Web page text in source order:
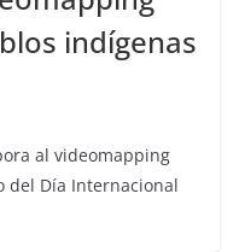
indígenas
al videomapping
del Día Internacional